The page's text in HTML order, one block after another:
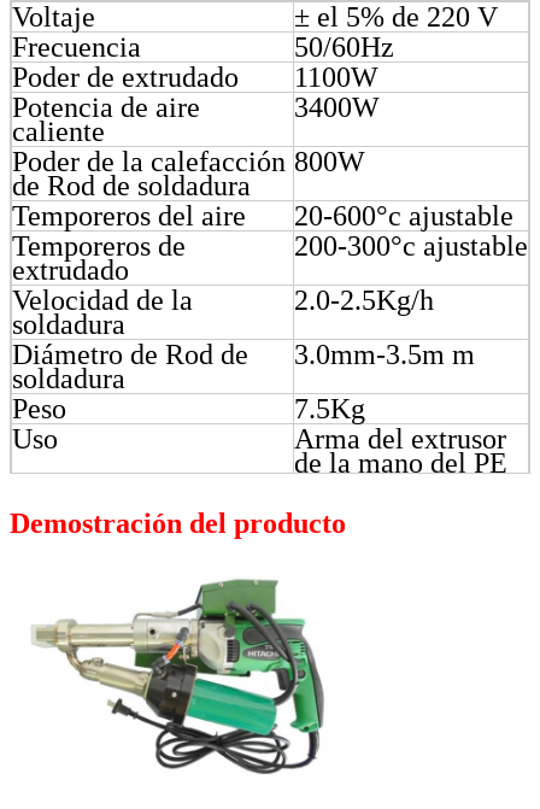
Voltaje
± el 5% de 220 V
Frecuencia
50/60Hz
Poder de extrudado
1100W
Potencia de aire
caliente
3400W
Poder de la calefacción
de Rod de soldadura
800W
Temporeros del aire
20-600°c ajustable
Temporeros de
extrudado
200-300°c ajustable
Velocidad de la
soldadura
2.0-2.5Kg/h
Diámetro de Rod de
soldadura
3.0mm-3.5m m
Peso
7.5Kg
Uso
Arma del extrusor
de la mano del PE
Demostración del producto